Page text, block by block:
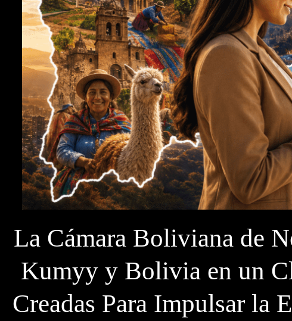
La Cámara Boliviana de
Kumyy y Bolivia en un
Creadas Para Impulsar la